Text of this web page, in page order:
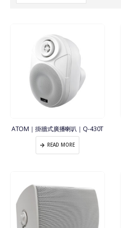
ATOM｜掛牆式廣播喇叭｜Q-430T
READ MORE